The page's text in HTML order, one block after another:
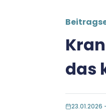
das
23.01.2026